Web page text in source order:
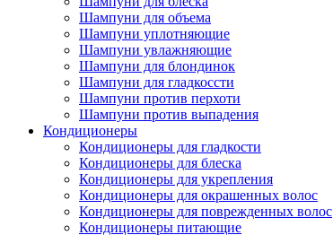
Шампуни для объема
Шампуни уплотняющие
Шампуни увлажняющие
Шампуни для блондинок
Шампуни для гладкоссти
Шампуни против перхоти
Шампуни против выпадения
Кондиционеры
Кондиционеры для гладкости
Кондиционеры для блеска
Кондиционеры для укрепления
Кондиционеры для окрашенных волос
Кондиционеры для поврежденных волос
Кондиционеры питающие